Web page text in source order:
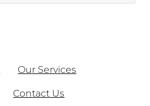
Our Services
Contact Us